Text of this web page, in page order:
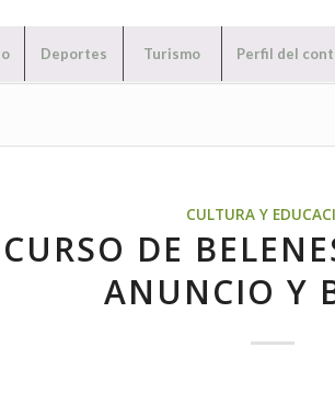
Deportes Turismo Perfil del
CULTURA Y
DE
ANUNCIO Y